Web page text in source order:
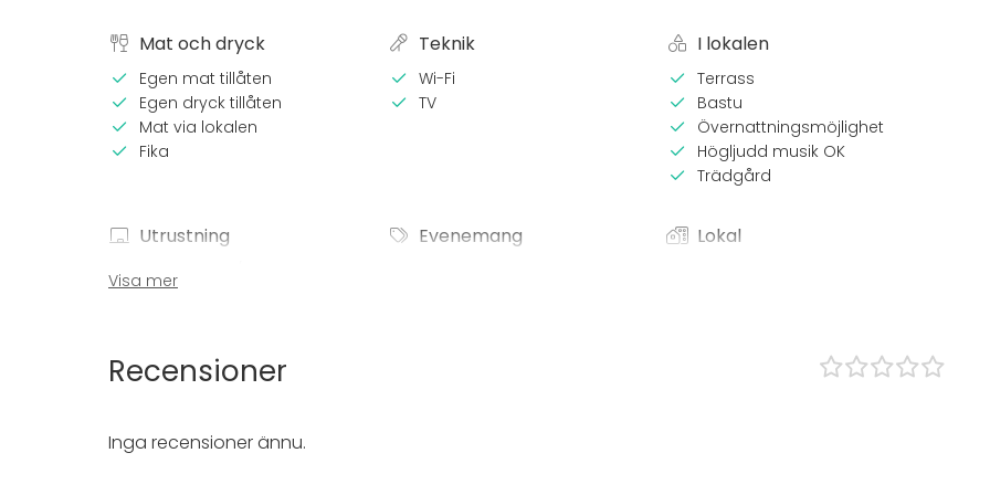
Mat och dryck
Egen mat tillåten
Egen dryck tillåten
Mat via lokalen
Fika
Teknik
Wi-Fi
TV
I lokalen
Terrass
Bastu
Övernattningsmöjlighet
Högljudd musik OK
Trädgård
Utrustning
Servis
Evenemang Lokal
Visa mer
Recensioner
Inga recensioner ännu.